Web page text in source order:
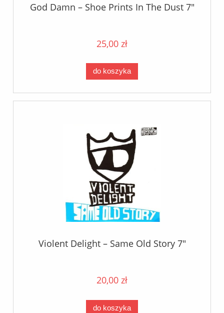
God Damn – Shoe Prints In The Dust 7"
25,00 zł
do koszyka
Violent Delight – Same Old Story 7"
20,00 zł
do koszyka